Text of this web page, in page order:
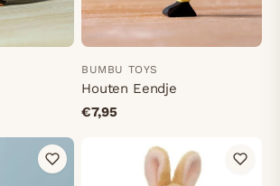
BUMBU TOYS
Houten Eendje
€7,95